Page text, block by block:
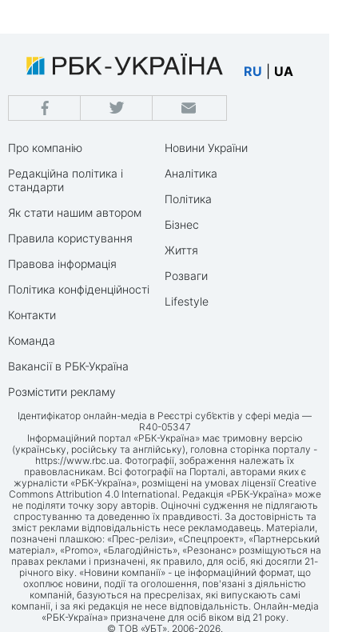
RU UA
Про компанію
Редакційна політика і
стандарти
Як стати нашим автором
Правила користування
Правова інформація
Політика конфіденційності
Контакти
Команда
Вакансії в РБК-Україна
Розмістити рекламу
Новини України
Аналітика
Політика
Бізнес
Життя
Розваги
Lifestyle
Ідентифікатор онлайн-медіа в Реєстрі суб’єктів у сфері медіа —
R40-05347
Інформаційний портал «РБК-Україна» має тримовну версію
(українську, російську та англійську), головна сторінка порталу -
https://www.rbc.ua. Фотографії, зображення належать їх
правовласникам. Всі фотографії на Порталі, авторами яких є
журналісти «РБК-Україна», розміщені на умовах ліцензії Creative
Commons Attribution 4.0 International. Редакція «РБК-Україна» може
не поділяти точку зору авторів. Оціночні судження не підлягають
спростуванню та доведенню їх правдивості. За достовірність та
зміст реклами відповідальність несе рекламодавець. Матеріали,
позначені плашкою: «Прес-релізи», «Спецпроект», «Партнерський
матеріал», «Promo», «Благодійність», «Резонанс» розміщуються на
правах реклами і призначені, як правило, для осіб, які досягли 21-
річного віку. «Новини компанії» - це інформаційний формат, що
охоплює новини, події та оголошення, пов'язані з діяльністю
компаній, базуються на пресрелізах, які випускають самі
компанії, і за які редакція не несе відповідальність. Онлайн-медіа
«РБК-Україна» призначене для осіб віком від 21 року.
© ТОВ «УБТ», 2006-2026.